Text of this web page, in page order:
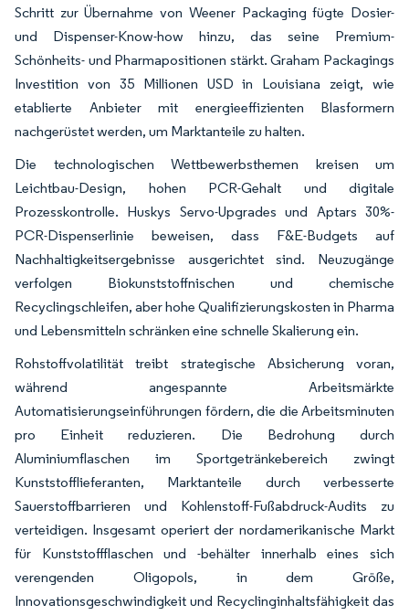
Schritt zur Übernahme von Weener Packaging fügte Dosier-
und Dispenser-Know-how hinzu, das seine Premium-
Schönheits- und Pharmapositionen stärkt. Graham Packagings
Investition von 35 Millionen USD in Louisiana zeigt, wie
etablierte Anbieter mit energieeffizienten Blasformern
nachgerüstet werden, um Marktanteile zu halten.
Die technologischen Wettbewerbsthemen kreisen um
Leichtbau-Design, hohen PCR-Gehalt und digitale
Prozesskontrolle. Huskys Servo-Upgrades und Aptars 30%-
PCR-Dispenserlinie beweisen, dass F&E-Budgets auf
Nachhaltigkeitsergebnisse ausgerichtet sind. Neuzugänge
verfolgen Biokunststoffnischen und chemische
Recyclingschleifen, aber hohe Qualifizierungskosten in Pharma
und Lebensmitteln schränken eine schnelle Skalierung ein.
Rohstoffvolatilität treibt strategische Absicherung voran,
während angespannte Arbeitsmärkte
Automatisierungseinführungen fördern, die die Arbeitsminuten
pro Einheit reduzieren. Die Bedrohung durch
Aluminiumflaschen im Sportgetränkebereich zwingt
Kunststofflieferanten, Marktanteile durch verbesserte
Sauerstoffbarrieren und Kohlenstoff-Fußabdruck-Audits zu
verteidigen. Insgesamt operiert der nordamerikanische Markt
für Kunststoffflaschen und -behälter innerhalb eines sich
verengenden Oligopols, in dem Größe,
Innovationsgeschwindigkeit und Recyclinginhaltsfähigkeit das